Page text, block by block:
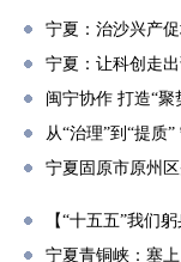
宁夏：治沙兴产
宁夏：让科创走
闽宁协作 打造“聚
从“治理”到“提质
宁夏固原市原州
【“十五五”我们
宁夏青铜峡：塞